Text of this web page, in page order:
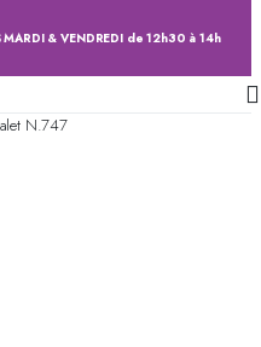
MARDI & VENDREDI de 12h30 à 14h
N.747